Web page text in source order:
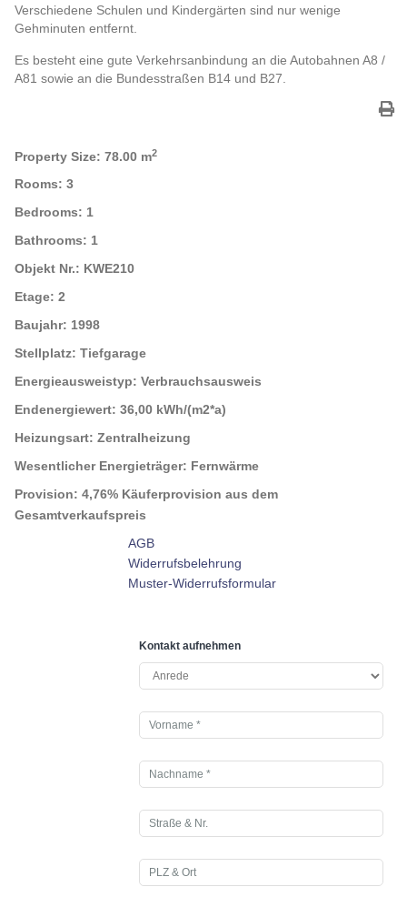
Verschiedene Schulen und Kindergärten sind nur wenige
Gehminuten entfernt.
Es besteht eine gute Verkehrsanbindung an die Autobahnen A8 /
A81 sowie an die Bundesstraßen B14 und B27.
Property Size: 78.00 m2
Rooms: 3
Bedrooms: 1
Bathrooms: 1
Objekt Nr.: KWE210
Etage: 2
Baujahr: 1998
Stellplatz: Tiefgarage
Energieausweistyp: Verbrauchsausweis
Endenergiewert: 36,00 kWh/(m2*a)
Heizungsart: Zentralheizung
Wesentlicher Energieträger: Fernwärme
Provision: 4,76% Käuferprovision aus dem
Gesamtverkaufspreis
AGB
Widerrufsbelehrung
Muster-Widerrufsformular
Kontakt aufnehmen